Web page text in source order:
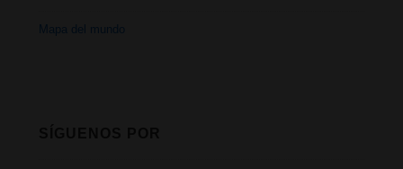
Mapa del mundo